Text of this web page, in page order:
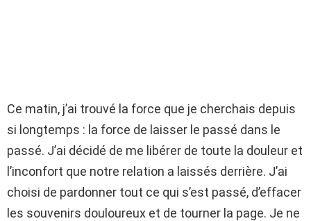
Ce matin, j’ai trouvé la force que je cherchais depuis
si longtemps : la force de laisser le passé dans le
passé. J’ai décidé de me libérer de toute la douleur et
l’inconfort que notre relation a laissés derrière. J’ai
choisi de pardonner tout ce qui s’est passé, d’effacer
les souvenirs douloureux et de tourner la page. Je ne